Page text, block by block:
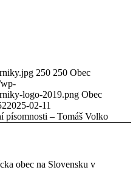
250 250 Obec
logo-2019.png Obec
2025-02-11
písomnosti – Tomáš Volko
obec na Slovensku v